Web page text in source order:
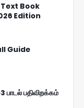
Book
Edition
Guide
பாடல் பதிவிறக்கம்